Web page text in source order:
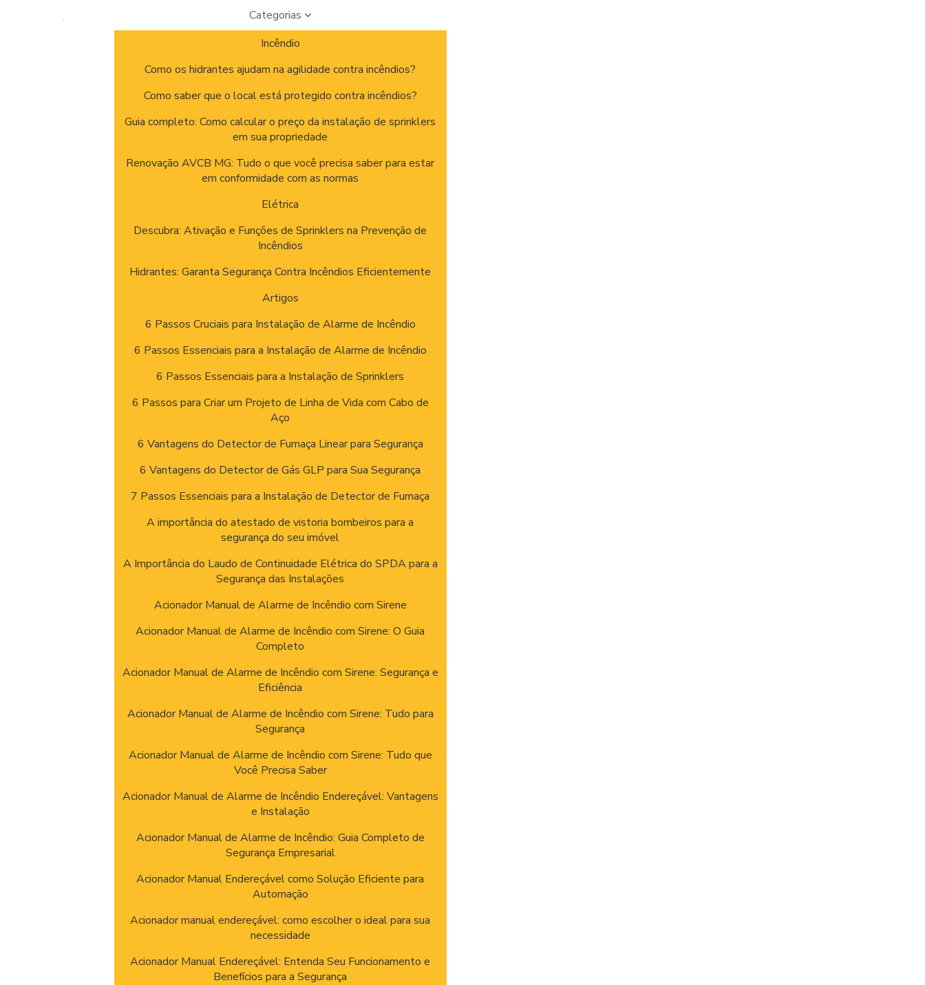
Categorias
Incêndio
Como os hidrantes ajudam na agilidade contra incêndios?
Como saber que o local está protegido contra incêndios?
Guia completo: Como calcular o preço da instalação de sprinklers
em sua propriedade
Renovação AVCB MG: Tudo o que você precisa saber para estar
em conformidade com as normas
Elétrica
Descubra: Ativação e Funções de Sprinklers na Prevenção de
Incêndios
Hidrantes: Garanta Segurança Contra Incêndios Eficientemente
Artigos
6 Passos Cruciais para Instalação de Alarme de Incêndio
6 Passos Essenciais para a Instalação de Alarme de Incêndio
6 Passos Essenciais para a Instalação de Sprinklers
6 Passos para Criar um Projeto de Linha de Vida com Cabo de
Aço
6 Vantagens do Detector de Fumaça Linear para Segurança
6 Vantagens do Detector de Gás GLP para Sua Segurança
7 Passos Essenciais para a Instalação de Detector de Fumaça
A importância do atestado de vistoria bombeiros para a
segurança do seu imóvel
A Importância do Laudo de Continuidade Elétrica do SPDA para a
Segurança das Instalações
Acionador Manual de Alarme de Incêndio com Sirene
Acionador Manual de Alarme de Incêndio com Sirene: O Guia
Completo
Acionador Manual de Alarme de Incêndio com Sirene: Segurança e
Eficiência
Acionador Manual de Alarme de Incêndio com Sirene: Tudo para
Segurança
Acionador Manual de Alarme de Incêndio com Sirene: Tudo que
Você Precisa Saber
Acionador Manual de Alarme de Incêndio Endereçável: Vantagens
e Instalação
Acionador Manual de Alarme de Incêndio: Guia Completo de
Segurança Empresarial
Acionador Manual Endereçável como Solução Eficiente para
Automação
Acionador manual endereçável: como escolher o ideal para sua
necessidade
Acionador Manual Endereçável: Entenda Seu Funcionamento e
Benefícios para a Segurança